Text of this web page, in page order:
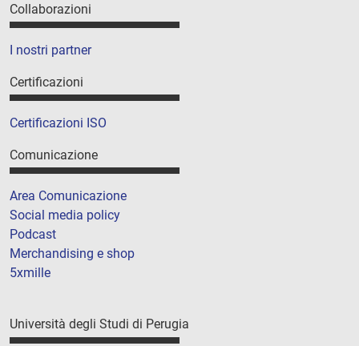
Collaborazioni
I nostri partner
Certificazioni
Certificazioni ISO
Comunicazione
Area Comunicazione
Social media policy
Podcast
Merchandising e shop
5xmille
Università degli Studi di Perugia